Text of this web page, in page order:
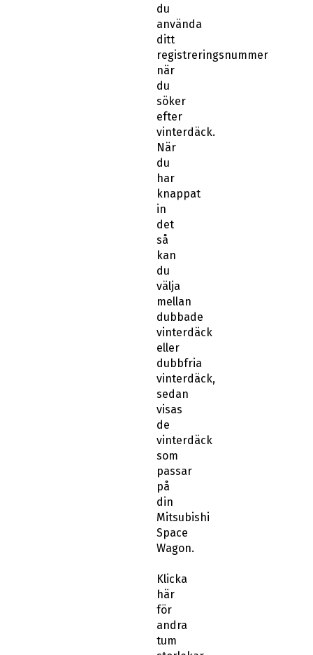
registreringsnummer
när
du
söker
efter
vinterdäck.
När
du
har
knappat
in
det
så
kan
du
välja
mellan
dubbade
vinterdäck
eller
dubbfria
vinterdäck,
sedan
visas
de
vinterdäck
som
passar
på
din
Mitsubishi
Space
Wagon.
Klicka
här
andra
tum
storlekar
till
din